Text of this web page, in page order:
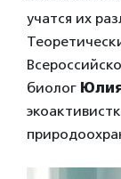
учатся их
биолог